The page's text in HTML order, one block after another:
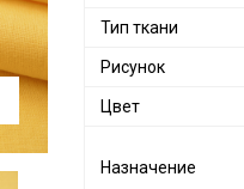
Тип ткани
Рисунок
Цвет
Назначение